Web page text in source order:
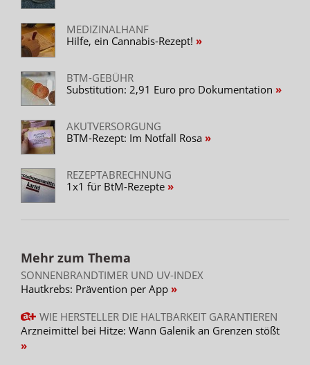
MEDIZINALHANF
Hilfe, ein Cannabis-Rezept!
BTM-GEBÜHR
Substitution: 2,91 Euro pro Dokumentation
AKUTVERSORGUNG
BTM-Rezept: Im Notfall Rosa
REZEPTABRECHNUNG
1x1 für BtM-Rezepte
Mehr zum Thema
SONNENBRANDTIMER UND UV-INDEX
Hautkrebs: Prävention per App
WIE HERSTELLER DIE HALTBARKEIT GARANTIEREN
Arzneimittel bei Hitze: Wann Galenik an Grenzen stößt